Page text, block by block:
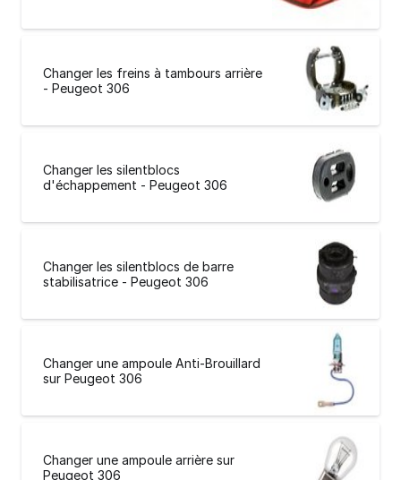
Changer les freins à tambours arrière
- Peugeot 306
Changer les silentblocs
d'échappement - Peugeot 306
Changer les silentblocs de barre
stabilisatrice - Peugeot 306
Changer une ampoule Anti-Brouillard
sur Peugeot 306
Changer une ampoule arrière sur
Peugeot 306